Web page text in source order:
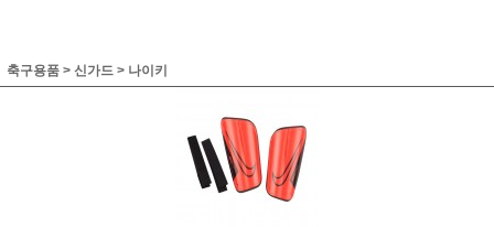
축구용품 > 신가드 > 나이키